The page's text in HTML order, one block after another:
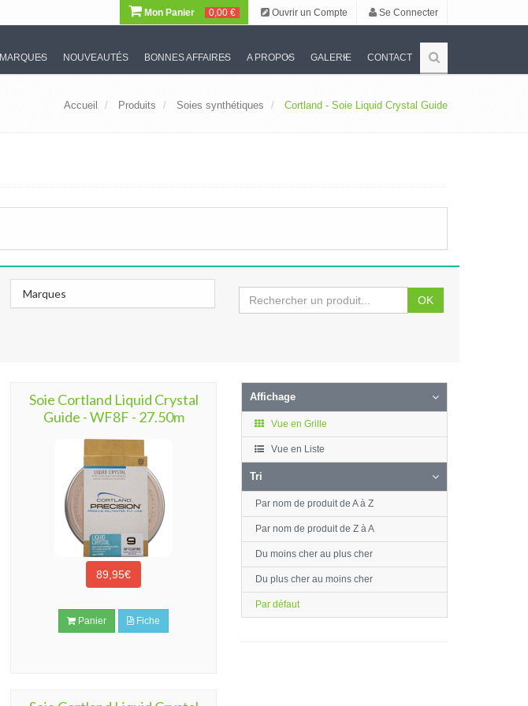
Mon Panier 0,00 € Ouvrir un Compte Se Connecter
MARQUES NOUVEAUTÉS BONNES AFFAIRES A PROPOS GALERIE CONTACT
Accueil Produits Soies synthétiques Cortland - Soie Liquid Crystal Guide
Marques OK
Soie Cortland Liquid Crystal
Guide - WF8F - 27.50m
89,95€
Panier Fiche
Affichage
Vue en Grille
Vue en Liste
Tri
Par nom de produit de A à Z
Par nom de produit de Z à A
Du moins cher au plus cher
Du plus cher au moins cher
Par défaut